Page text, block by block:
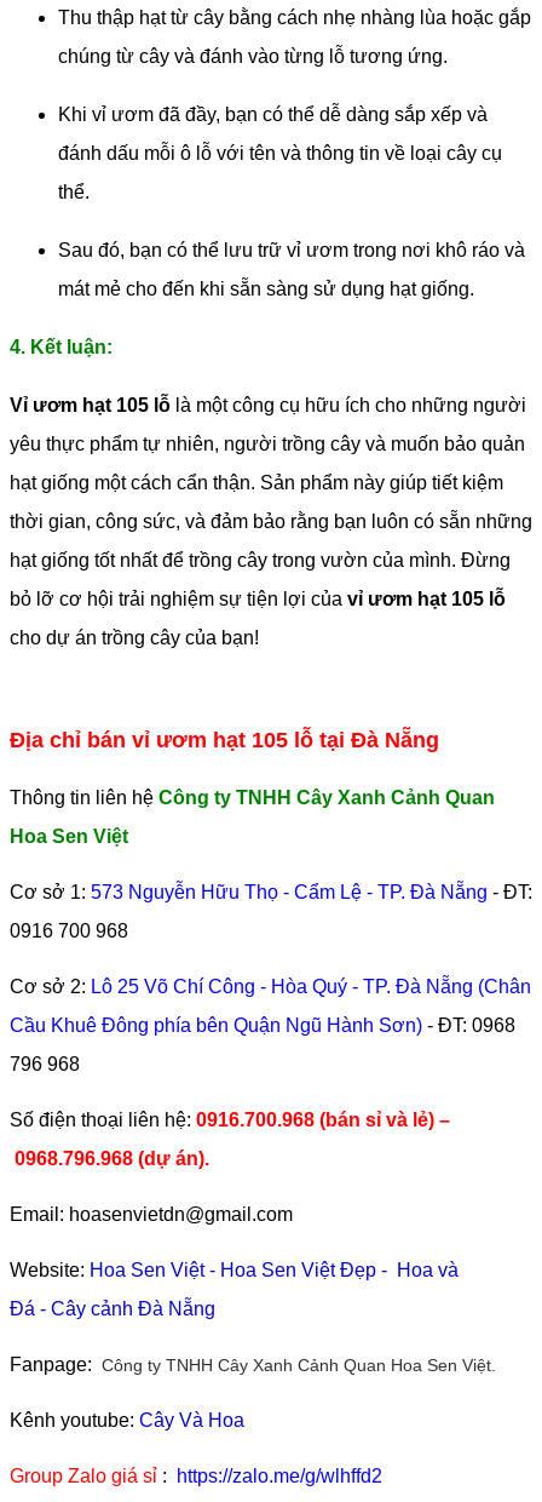
Thu thập hạt từ cây bằng cách nhẹ nhàng lùa hoặc gắp
chúng từ cây và đánh vào từng lỗ tương ứng.
Khi vỉ ươm đã đầy, bạn có thể dễ dàng sắp xếp và
đánh dấu mỗi ô lỗ với tên và thông tin về loại cây cụ
thể.
Sau đó, bạn có thể lưu trữ vỉ ươm trong nơi khô ráo và
mát mẻ cho đến khi sẵn sàng sử dụng hạt giống.
4. Kết luận:
Vỉ ươm hạt 105 lỗ là một công cụ hữu ích cho những người
yêu thực phẩm tự nhiên, người trồng cây và muốn bảo quản
hạt giống một cách cẩn thận. Sản phẩm này giúp tiết kiệm
thời gian, công sức, và đảm bảo rằng bạn luôn có sẵn những
hạt giống tốt nhất để trồng cây trong vườn của mình. Đừng
bỏ lỡ cơ hội trải nghiệm sự tiện lợi của vỉ ươm hạt 105 lỗ
cho dự án trồng cây của bạn!
Địa chỉ bán vỉ ươm hạt 105 lỗ tại Đà Nẵng
Thông tin liên hệ Công ty TNHH Cây Xanh Cảnh Quan
Hoa Sen Việt
Cơ sở 1: 573 Nguyễn Hữu Thọ - Cẩm Lệ - TP. Đà Nẵng - ĐT:
0916 700 968
Cơ sở 2: Lô 25 Võ Chí Công - Hòa Quý - TP. Đà Nẵng (Chân
Cầu Khuê Đông phía bên Quận Ngũ Hành Sơn) - ĐT: 0968
796 968
​Số điện thoại liên hệ: 0916.700.968 (bán sỉ và lẻ) –
0968.796.968 (dự án).
Email: hoasenvietdn@gmail.com
Website: Hoa Sen Việt- Hoa Sen Việt Đẹp - Hoa và
Đá - Cây cảnh Đà Nẵng
Fanpage: Công ty TNHH Cây Xanh Cảnh Quan Hoa Sen Việt.
Kênh youtube: Cây Và Hoa
Group Zalo giá sỉ : https://zalo.me/g/wlhffd2